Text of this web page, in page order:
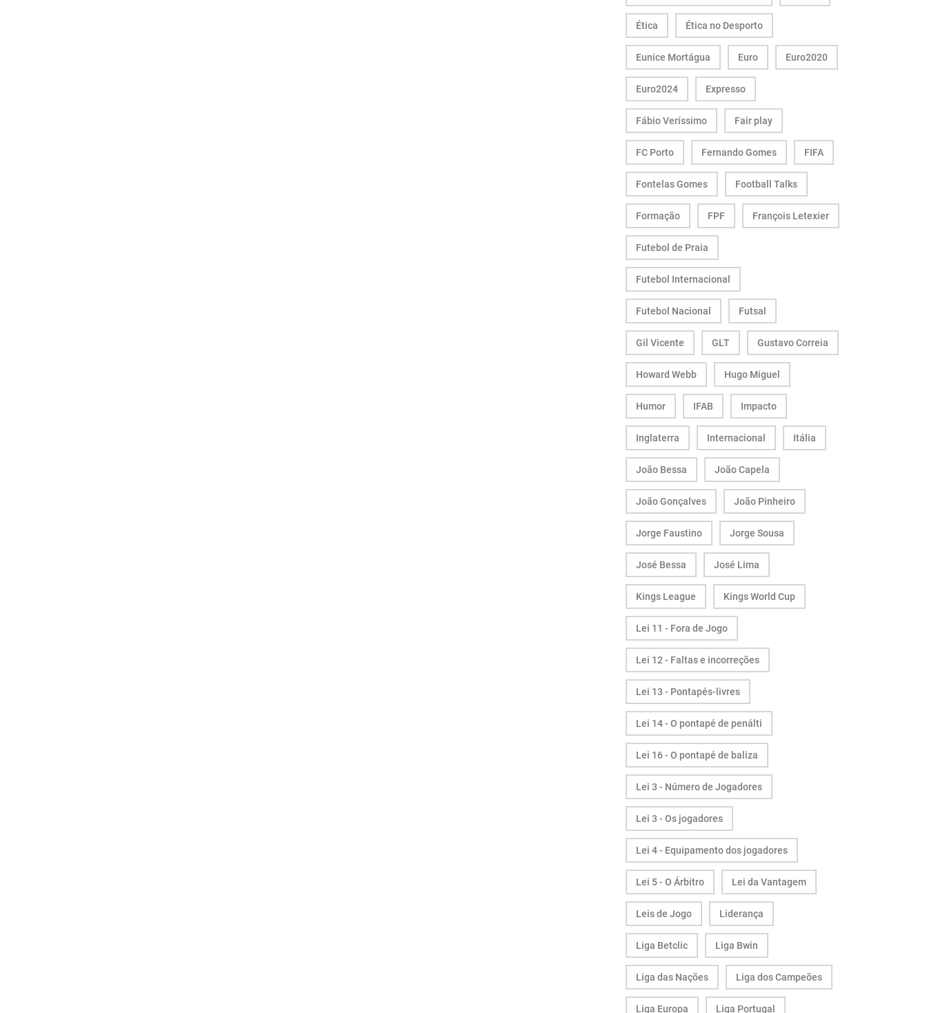
Ética Ética no Desporto
Eunice Mortágua Euro Euro2020
Euro2024 Expresso
Fábio Veríssimo Fair play
FC Porto Fernando Gomes FIFA
Fontelas Gomes Football Talks
Formação FPF François Letexier
Futebol de Praia
Futebol Internacional
Futebol Nacional Futsal
Gil Vicente GLT Gustavo Correia
Howard Webb Hugo Miguel
Humor IFAB Impacto
Inglaterra Internacional Itália
João Bessa João Capela
João Gonçalves João Pinheiro
Jorge Faustino Jorge Sousa
José Bessa José Lima
Kings League Kings World Cup
Lei 11 - Fora de Jogo
Lei 12 - Faltas e incorreções
Lei 13 - Pontapés-livres
Lei 14 - O pontapé de penálti
Lei 16 - O pontapé de baliza
Lei 3 - Número de Jogadores
Lei 3 - Os jogadores
Lei 4 - Equipamento dos jogadores
Lei 5 - O Árbitro Lei da Vantagem
Leis de Jogo Liderança
Liga Betclic Liga Bwin
Liga das Nações Liga dos Campeões
Liga Europa Liga Portugal